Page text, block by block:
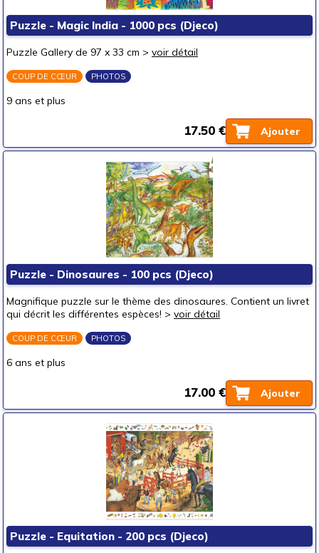
Puzzle - Magic India - 1000 pcs (Djeco)
Puzzle Gallery de 97 x 33 cm > voir détail
COUP DE CŒUR PHOTOS
9 ans et plus
Ajouter
17.50 €
Puzzle - Dinosaures - 100 pcs (Djeco)
Magnifique puzzle sur le thème des dinosaures. Contient un livret
qui décrit les différentes espèces! > voir détail
COUP DE CŒUR PHOTOS
6 ans et plus
Ajouter
17.00 €
Puzzle - Equitation - 200 pcs (Djeco)